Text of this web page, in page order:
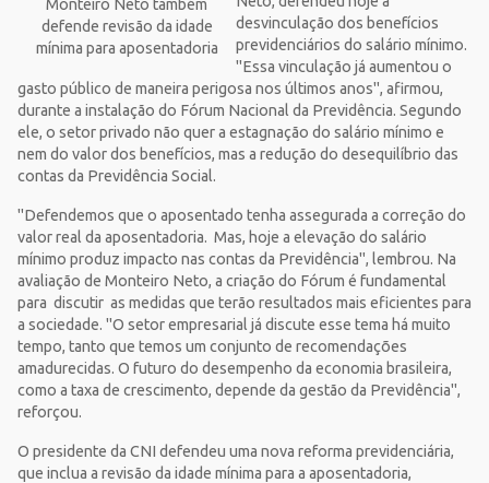
Monteiro Neto também
defende revisão da idade
mínima para aposentadoria
desvinculação dos benefícios
previdenciários do salário mínimo.
"Essa vinculação já aumentou o
gasto público de maneira perigosa nos últimos anos", afirmou,
durante a instalação do Fórum Nacional da Previdência. Segundo
ele, o setor privado não quer a estagnação do salário mínimo e
nem do valor dos benefícios, mas a redução do desequilíbrio das
contas da Previdência Social.
"Defendemos que o aposentado tenha assegurada a correção do
valor real da aposentadoria. Mas, hoje a elevação do salário
mínimo produz impacto nas contas da Previdência", lembrou. Na
avaliação de Monteiro Neto, a criação do Fórum é fundamental
para discutir as medidas que terão resultados mais eficientes para
a sociedade. "O setor empresarial já discute esse tema há muito
tempo, tanto que temos um conjunto de recomendações
amadurecidas. O futuro do desempenho da economia brasileira,
como a taxa de crescimento, depende da gestão da Previdência",
reforçou.
O presidente da CNI defendeu uma nova reforma previdenciária,
que inclua a revisão da idade mínima para a aposentadoria,